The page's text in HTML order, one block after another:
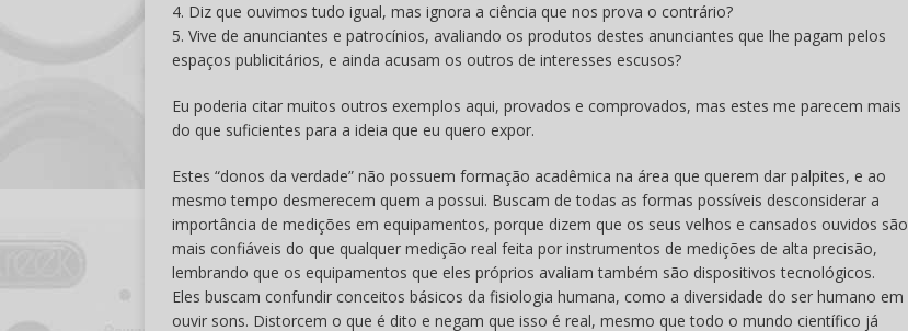
4. Diz que ouvimos tudo igual, mas ignora a ciência que nos prova o contrário?
5. Vive de anunciantes e patrocínios, avaliando os produtos destes anunciantes que lhe pagam pelos
espaços publicitários, e ainda acusam os outros de interesses escusos?
Eu poderia citar muitos outros exemplos aqui, provados e comprovados, mas estes me parecem mais
do que suficientes para a ideia que eu quero expor.
Estes “donos da verdade” não possuem formação acadêmica na área que querem dar palpites, e ao
mesmo tempo desmerecem quem a possui. Buscam de todas as formas possíveis desconsiderar a
importância de medições em equipamentos, porque dizem que os seus velhos e cansados ouvidos são
mais confiáveis do que qualquer medição real feita por instrumentos de medições de alta precisão,
lembrando que os equipamentos que eles próprios avaliam também são dispositivos tecnológicos.
Eles buscam confundir conceitos básicos da fisiologia humana, como a diversidade do ser humano em
ouvir sons. Distorcem o que é dito e negam que isso é real, mesmo que todo o mundo científico já